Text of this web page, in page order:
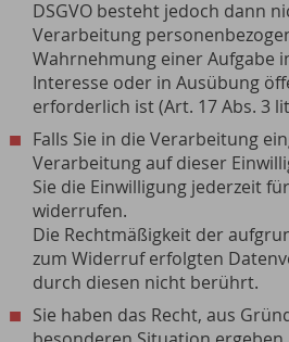
DSGVO besteht jedoch dann
Verarbeitung
Wahrnehmung einer Aufgabe
Interesse oder in Ausübung
erforderlich ist (Art. 17 Abs. 3
Falls Sie in die Verarbeitung
Verarbeitung auf dieser
Sie die Einwilligung jederzeit
widerrufen.
Die Rechtmäßigkeit der
zum Widerruf erfolgten
durch diesen nicht berührt.
Sie haben das Recht, aus